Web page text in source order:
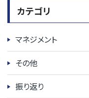
カテゴリ
マネジメント
その他
振り返り